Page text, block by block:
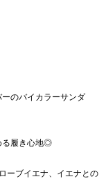
のバイカラーサンダ
る履き心地◎
ーブイエナ、イエナとの